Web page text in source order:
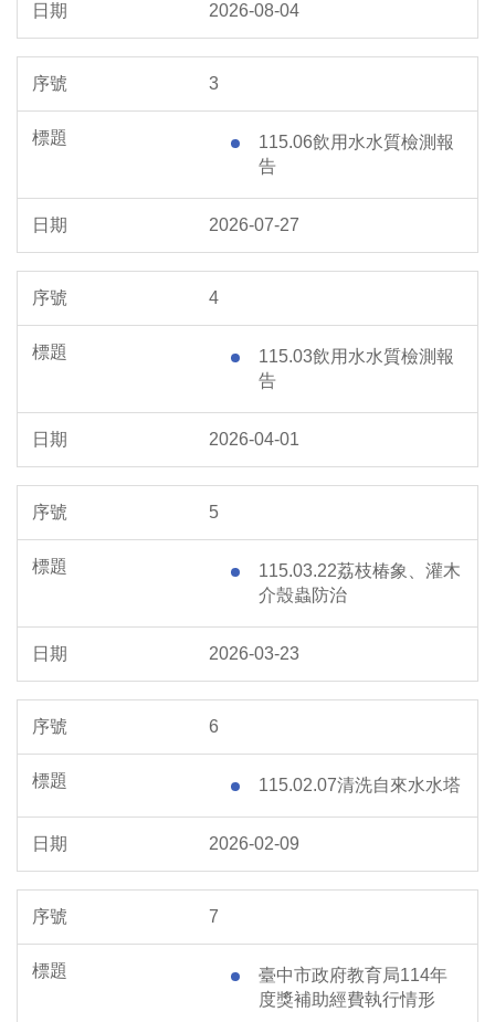
2026-08-04
3
115.06飲用水水質檢測報
告
2026-07-27
4
115.03飲用水水質檢測報
告
2026-04-01
5
115.03.22荔枝椿象、灌木
介殼蟲防治
2026-03-23
6
115.02.07清洗自來水水塔
2026-02-09
7
臺中市政府教育局114年
度獎補助經費執行情形